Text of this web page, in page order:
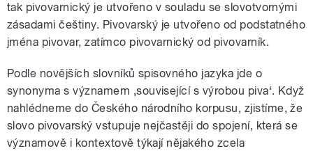
tak pivovarnický je utvořeno v souladu se slovotvornými
zásadami češtiny. Pivovarský je utvořeno od podstatného
jména pivovar, zatímco pivovarnický od pivovarník.
Podle novějších slovníků spisovného jazyka jde o
synonyma s významem ‚související s výrobou piva‘. Když
nahlédneme do Českého národního korpusu, zjistíme, že
slovo pivovarský vstupuje nejčastěji do spojení, která se
významově i kontextově týkají nějakého zcela